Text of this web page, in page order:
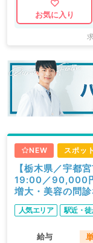
お気に入り
NEW スポッ
【栃木県／宇
19:00／90,000
増大・美容の問
人気エリア 駅近・
給与